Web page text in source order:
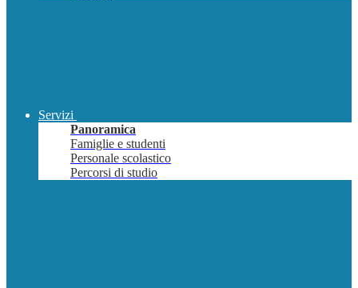
Servizi
Panoramica
Famiglie e studenti
Personale scolastico
Percorsi di studio